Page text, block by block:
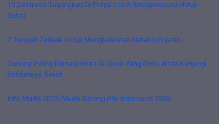
10 Destinasi Terjangkau Di Eropa Untuk Menginspirasi Hidup
Sehat
7 Tempat Terbaik Untuk Menghabiskan Natal Sendirian
Gunung Paling Menakjubkan Di Dunia Yang Perlu Anda Kunjungi
Setidaknya Sekali
Info Mudik 2025: Mudik Bareng Klik Indomaret 2025